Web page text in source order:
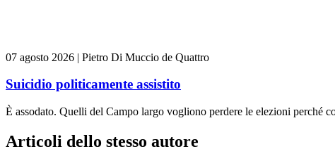
07 agosto 2026 | Pietro Di Muccio de Quattro
Suicidio politicamente assistito
È assodato. Quelli del Campo largo vogliono perdere le elezioni perché
Articoli dello stesso autore